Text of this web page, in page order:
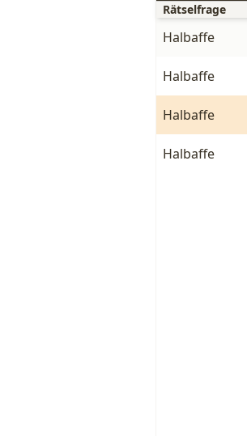
Rätselfrage
Halbaffe
Halbaffe
Halbaffe
Halbaffe